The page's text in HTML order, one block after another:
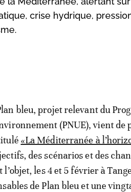
crise hydrique,
bleu, projet relevant du
(PNUE), vient
«La Méditerranée à
des scénarios et des
l’objet, les 4 et 5 février à
de Plan bleu et une